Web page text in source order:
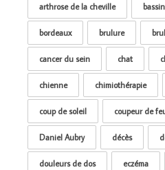
arthrose de la cheville bassin
bordeaux brulure
cancer du sein chat
chienne chimiothérapie
coup de soleil coupeur de
Daniel Aubry décès
douleurs de dos eczéma